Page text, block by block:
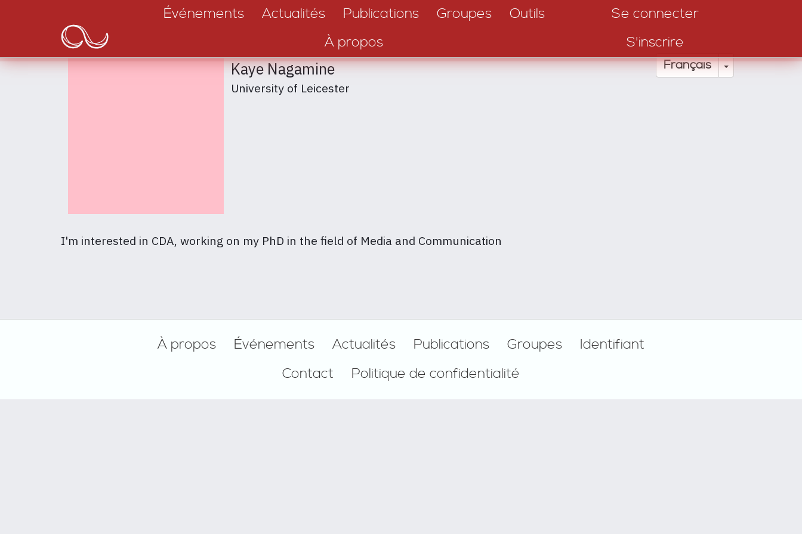
principal
navigation
Événements Actualités Publications Groupes
Outils
À propos
Se connecter
S'inscrire
Français Toggle
Kaye Nagamine
University of Leicester
I'm interested in CDA, working on my PhD in the field of Media and Communication
À propos Événements Actualités Publications Groupes
Identifiant
Contact
Politique de confidentialité